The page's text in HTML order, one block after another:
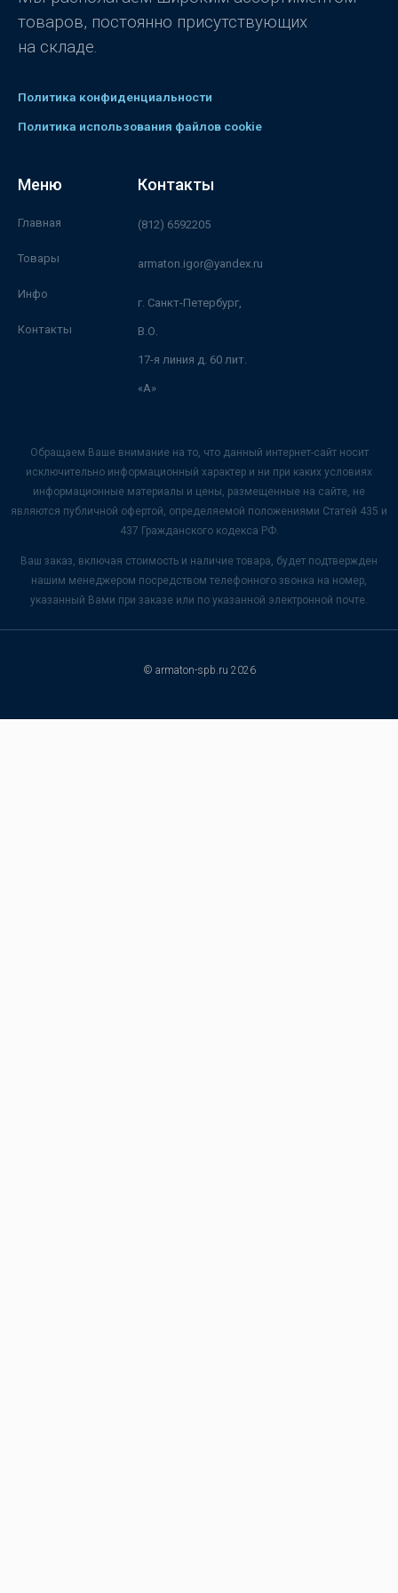
товаров, постоянно присутствующих
на складе.
Политика конфиденциальности
Политика использования файлов cookie
Меню
Главная
Товары
Инфо
Контакты
Контакты
(812) 6592205
armaton.igor@yandex.ru
г. Санкт-Петербург,
В.О.
17-я линия д. 60 лит.
«А»
Обращаем Ваше внимание на то, что данный интернет-сайт носит
исключительно информационный характер и ни при каких условиях
информационные материалы и цены, размещенные на сайте, не
являются публичной офертой, определяемой положениями Статей 435 и
437 Гражданского кодекса РФ.
Ваш заказ, включая стоимость и наличие товара, будет подтвержден
нашим менеджером посредством телефонного звонка на номер,
указанный Вами при заказе или по указанной электронной почте.
© armaton-spb.ru 2026